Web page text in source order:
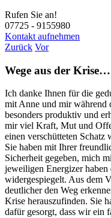
Rufen Sie an!
07725 - 9155980
Kontakt aufnehmen
Zurück Vor
Wege aus der Krise…
Ich danke Ihnen für die
mit Anne und mir während
besonders produktiv und
mir viel Kraft, Mut und
einen verschütteten Schatz
Sie haben mit Ihrer
Sicherheit gegeben, mich
jeweiligen Energizer
widergespiegelt. Aus dem
deutlicher den Weg
Krise herauszufinden. Sie
dafür gesorgt, dass wir ein